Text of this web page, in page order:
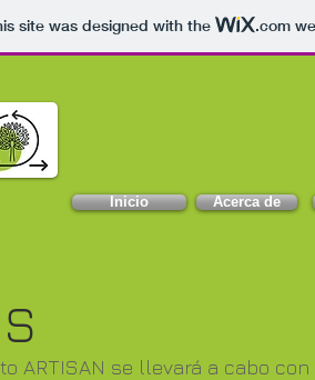
site was designed with the .com
Inicio Acerca de
ARTISAN se llevará a cabo